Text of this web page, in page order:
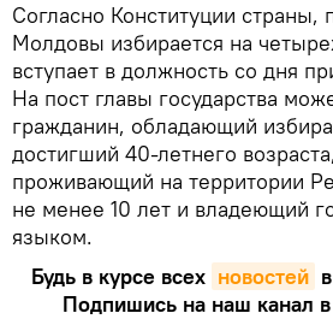
Согласно Конституции страны,
Молдовы избирается на
вступает в должность со дня
На пост главы государства
гражданин, обладающий
достигший 40-летнего
проживающий на территории
не менее 10 лет и владеющий
языком.
Будь в курсе всех новостей
Подпишись на наш канал в